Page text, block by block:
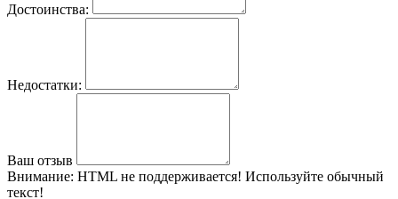
Достоинства:
Недостатки:
Ваш отзыв
Внимание: HTML не поддерживается! Используйте обычный
текст!